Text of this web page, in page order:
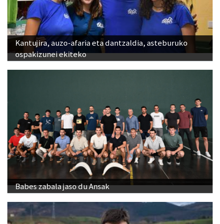
Kantujira, auzo-afaria eta dantzaldia, asteburuko
ospakizunei ekiteko
Babes zabala jaso du Ansak